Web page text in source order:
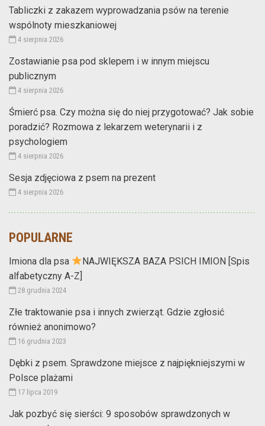
Tabliczki z zakazem wyprowadzania psów na terenie
wspólnoty mieszkaniowej
4 sierpnia 2026
Zostawianie psa pod sklepem i w innym miejscu
publicznym
4 sierpnia 2026
Śmierć psa. Czy można się do niej przygotować? Jak sobie
poradzić? Rozmowa z lekarzem weterynarii i z
psychologiem
4 sierpnia 2026
Sesja zdjęciowa z psem na prezent
4 sierpnia 2026
POPULARNE
Imiona dla psa
NAJWIĘKSZA BAZA PSICH IMION [Spis
alfabetyczny A-Z]
28 grudnia 2024
Złe traktowanie psa i innych zwierząt. Gdzie zgłosić
również anonimowo?
16 grudnia 2023
Dębki z psem. Sprawdzone miejsce z najpiękniejszymi w
Polsce plażami
17 lipca 2019
Jak pozbyć się sierści: 9 sposobów sprawdzonych w